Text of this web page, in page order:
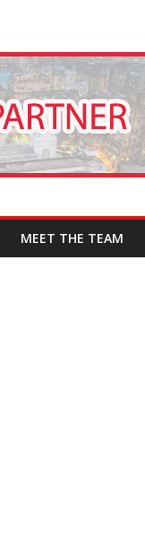
MEET THE TEAM